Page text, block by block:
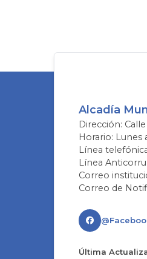
Alcadía
Dirección:
Horario: Lunes
Línea
Línea
Correo
Correo de
Última